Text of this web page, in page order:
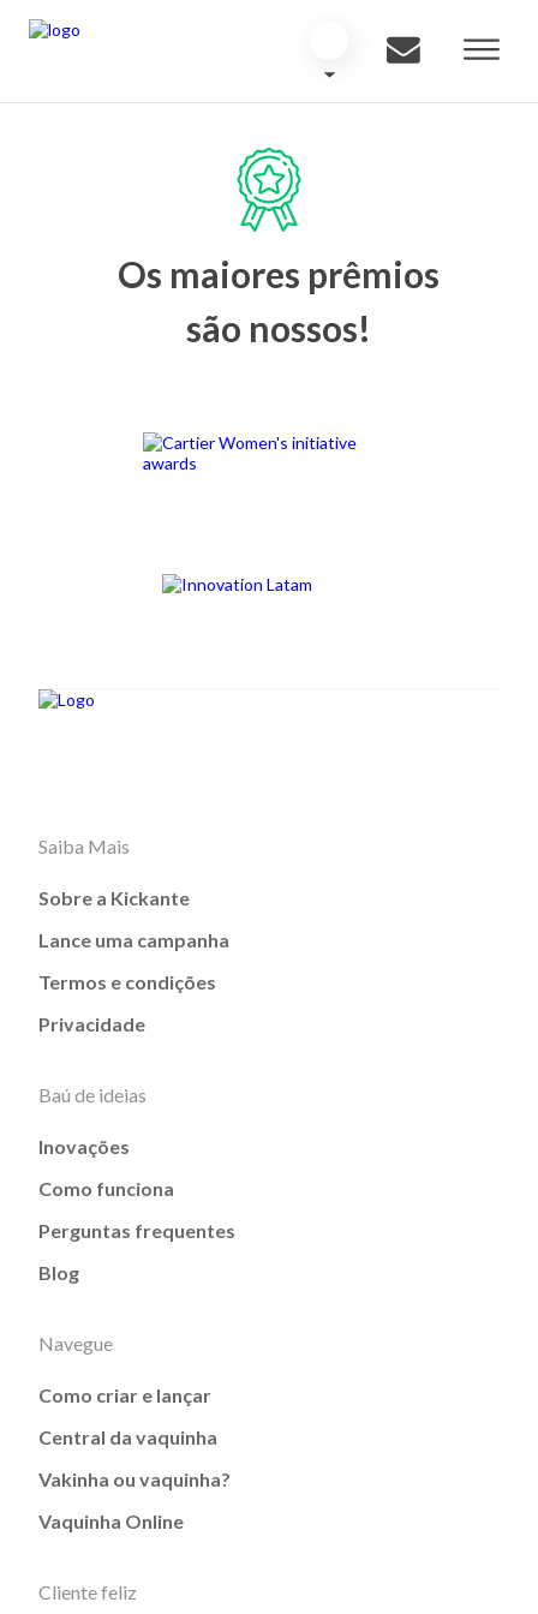
Os maiores prêmios
são nossos!
Saiba Mais
Sobre a Kickante
Lance uma campanha
Termos e condições
Privacidade
Baú de ideias
Inovações
Como funciona
Perguntas frequentes
Blog
Navegue
Como criar e lançar
Central da vaquinha
Vakinha ou vaquinha?
Vaquinha Online
Cliente feliz